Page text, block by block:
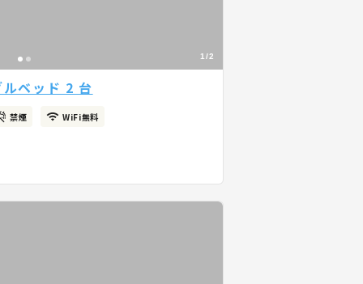
1/2
ベッド 2 台
禁煙 WiFi無料